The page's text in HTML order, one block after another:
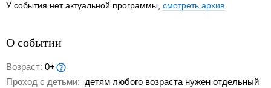
У события нет актуальной программы, смотреть архив
О событии
Возраст: 0+
Проход с детьми: детям любого возраста нужен отдельный